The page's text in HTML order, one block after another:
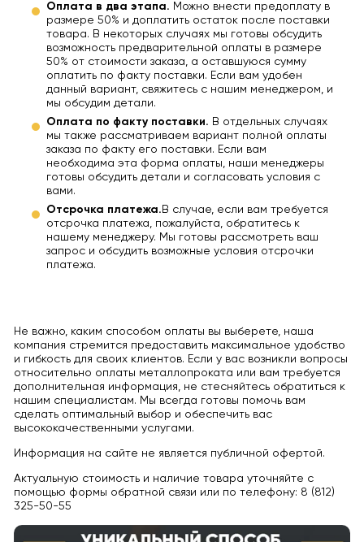
Оплата в два этапа. Можно внести предоплату в
размере 50% и доплатить остаток после поставки
товара. В некоторых случаях мы готовы обсудить
возможность предварительной оплаты в размере
50% от стоимости заказа, а оставшуюся сумму
оплатить по факту поставки. Если вам удобен
данный вариант, свяжитесь с нашим менеджером, и
мы обсудим детали.
Оплата по факту поставки. В отдельных случаях
мы также рассматриваем вариант полной оплаты
заказа по факту его поставки. Если вам
необходима эта форма оплаты, наши менеджеры
готовы обсудить детали и согласовать условия с
вами.
Отсрочка платежа. В случае, если вам требуется
отсрочка платежа, пожалуйста, обратитесь к
нашему менеджеру. Мы готовы рассмотреть ваш
запрос и обсудить возможные условия отсрочки
платежа.
Не важно, каким способом оплаты вы выберете, наша
компания стремится предоставить максимальное удобство
и гибкость для своих клиентов. Если у вас возникли вопросы
относительно оплаты металлопроката или вам требуется
дополнительная информация, не стесняйтесь обратиться к
нашим специалистам. Мы всегда готовы помочь вам
сделать оптимальный выбор и обеспечить вас
высококачественными услугами.
Информация на сайте не является публичной офертой.
Актуальную стоимость и наличие товара уточняйте с
помощью формы обратной связи или по телефону: 8 (812)
325-50-55